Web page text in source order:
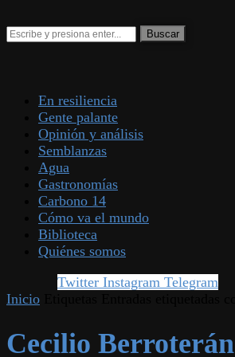
En resiliencia
Gente palante
Opinión y análisis
Semblanzas
Agua
Gastronomías
Carbono 14
Cómo va el mundo
Biblioteca
Quiénes somos
Twitter Instagram Telegram
Inicio
Cecilio Berroterán